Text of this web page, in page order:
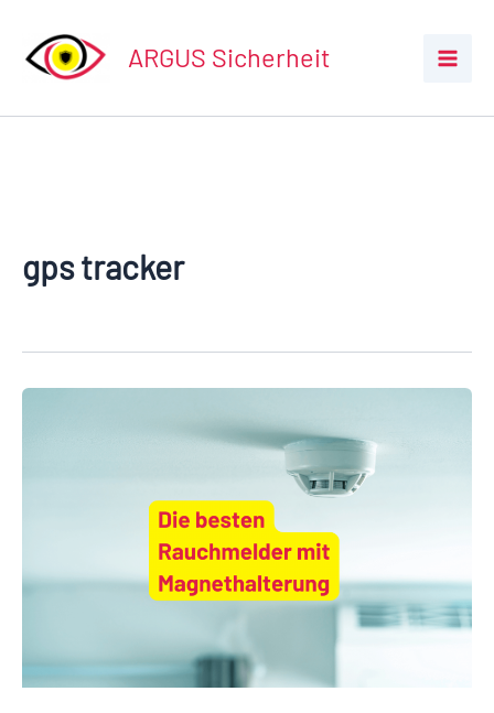
Inhalt
springen
ARGUS Sicherheit
gps tracker
Magnethalterung
richtige
Befestigung